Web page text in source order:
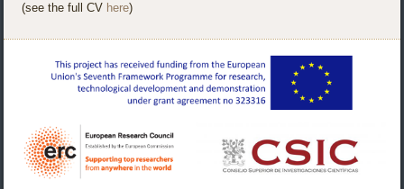
(see the full CV here)